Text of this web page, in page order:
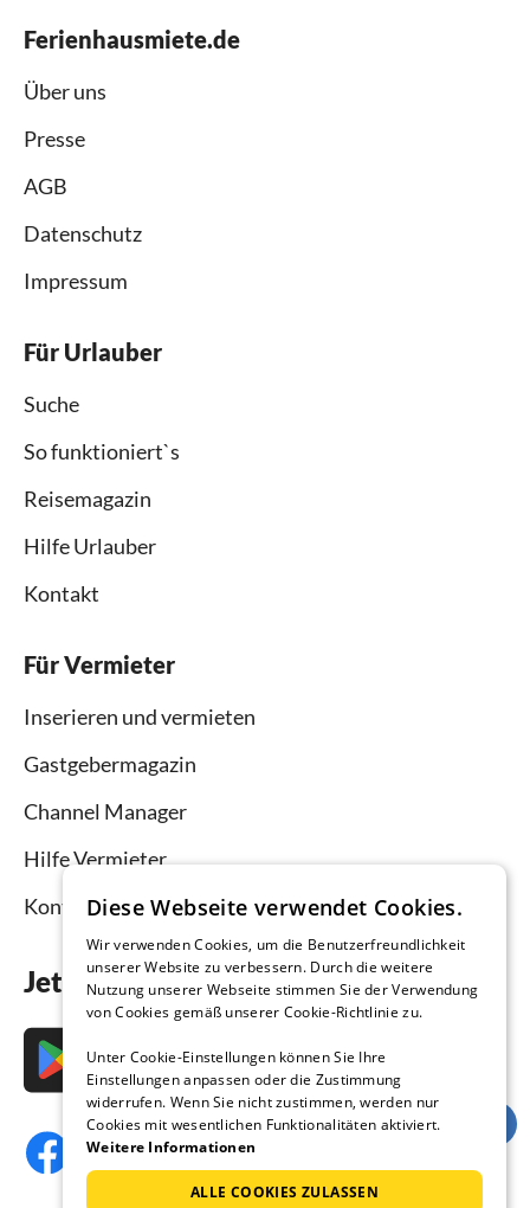
Ferienhausmiete.de
Über uns
Presse
AGB
Datenschutz
Impressum
Für Urlauber
Suche
So funktioniert`s
Reisemagazin
Hilfe Urlauber
Kontakt
Für Vermieter
Inserieren und vermieten
Gastgebermagazin
Channel Manager
Hilfe Vermieter
Kontakt
Jetzt die App downloaden
Diese Webseite verwendet Cookies.
Wir verwenden Cookies, um die Benutzerfreundlichkeit
unserer Website zu verbessern. Durch die weitere
Nutzung unserer Webseite stimmen Sie der Verwendung
von Cookies gemäß unserer Cookie-Richtlinie zu.
Unter Cookie-Einstellungen können Sie Ihre
Einstellungen anpassen oder die Zustimmung
widerrufen. Wenn Sie nicht zustimmen, werden nur
Cookies mit wesentlichen Funktionalitäten aktiviert.
Weitere Informationen
ALLE COOKIES ZULASSEN